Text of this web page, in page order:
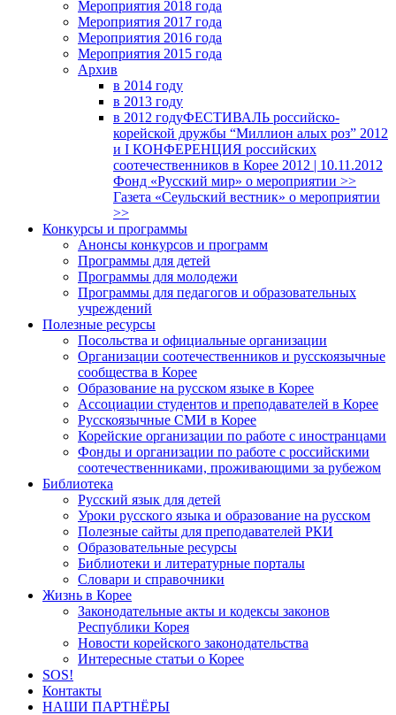
Мероприятия 2018 годa
Мероприятия 2017 года
Мероприятия 2016 года
Мероприятия 2015 года
Архив
в 2014 году
в 2013 году
в 2012 годуФЕСТИВАЛЬ российско-
корейской дружбы “Миллион алых роз” 2012
и I КОНФЕРЕНЦИЯ российских
соотечественников в Корее 2012 | 10.11.2012
Фонд «Русский мир» о мероприятии >>
Газета «Сеульский вестник» о мероприятии
>>
Конкурсы и программы
Анонсы конкурсов и программ
Программы для детей
Программы для молодежи
Программы для педагогов и образовательных
учреждений
Полезные ресурсы
Посольства и официальные организации
Организации соотечественников и русскоязычные
сообщества в Корее
Образование на русском языке в Корее
Ассоциации студентов и преподавателей в Корее
Русскоязычные СМИ в Корее
Корейские организации по работе с иностранцами
Фонды и организации по работе с российскими
соотечественниками, проживающими за рубежом
Библиотека
Русский язык для детей
Уроки русского языка и образование на русском
Полезные сайты для преподавателей РКИ
Образовательные ресурсы
Библиотеки и литературные порталы
Словари и справочники
Жизнь в Корее
Законодательные акты и кодексы законов
Республики Корея
Новости корейского законодательства
Интересные статьи о Корее
SOS!
Контакты
НАШИ ПАРТНЁРЫ